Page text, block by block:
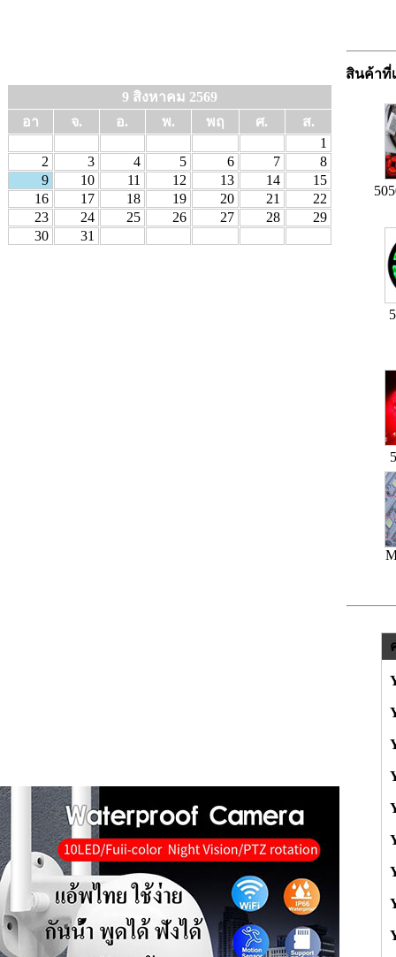
9 สิงหาคม 2569
อา
จ. อ. พ. พฤ ศ.
ส.
1
2
3 4 5 6 7
8
9
10 11 12 13 14
15
16
17 18 19 20 21
22
23
24 25 26 27 28
29
30
31
สินค้าที่